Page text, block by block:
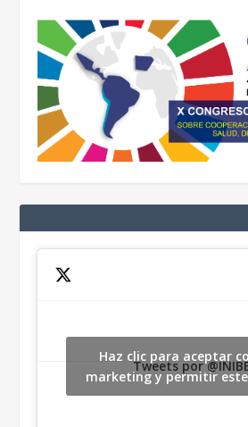
Tweets por
Haz clic para aceptar
marketing y permitir